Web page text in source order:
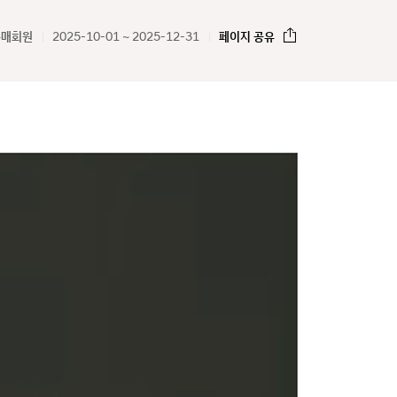
회원 2025-10-01 ~ 2025-12-31 페이지 공유